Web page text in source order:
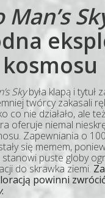
Man’s
kosmosu
Skybyła klapą i tytuł
twórcy zakasali
co nie działało, ale
oferuje niemal
Zapewniania o
się memem,
puste globy
do skrawka ziemi.
powinni
.